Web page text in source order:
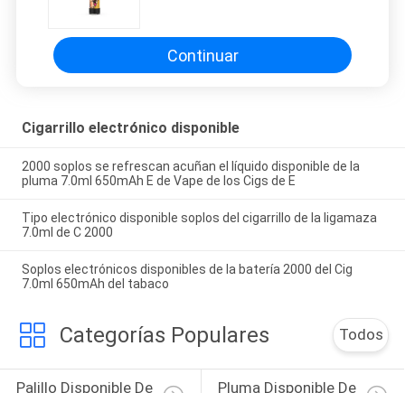
Continuar
Cigarrillo electrónico disponible
2000 soplos se refrescan acuñan el líquido disponible de la
pluma 7.0ml 650mAh E de Vape de los Cigs de E
Tipo electrónico disponible soplos del cigarrillo de la ligamaza
7.0ml de C 2000
Soplos electrónicos disponibles de la batería 2000 del Cig
7.0ml 650mAh del tabaco
Categorías Populares Todos
Palillo Disponible De Pluma Disponible De